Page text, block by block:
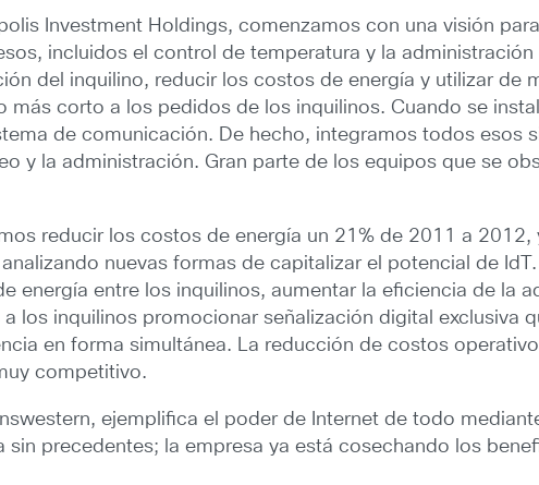
Investment Holdings, comenzamos con una visión
incluidos el control de temperatura y la
del inquilino, reducir los costos de energía y utilizar de
corto a los pedidos de los inquilinos. Cuando se
de comunicación. De hecho, integramos todos esos
y la administración. Gran parte de los equipos que se
reducir los costos de energía un 21% de 2011 a
nuevas formas de capitalizar el potencial de
energía entre los inquilinos, aumentar la eficiencia de la
los inquilinos promocionar señalización digital exclusiva
en forma simultánea. La reducción de costos
competitivo.
ejemplifica el poder de Internet de todo
precedentes; la empresa ya está cosechando los